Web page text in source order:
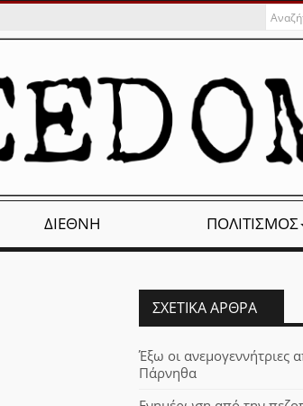
ΔΙΕΘΝΉ ΠΟΛΙΤΙΣΜΌΣ
ΣΧΕΤΙΚΆ ΆΡΘΡΑ
Έξω οι ανεμογεννήτριες
Πάρνηθα